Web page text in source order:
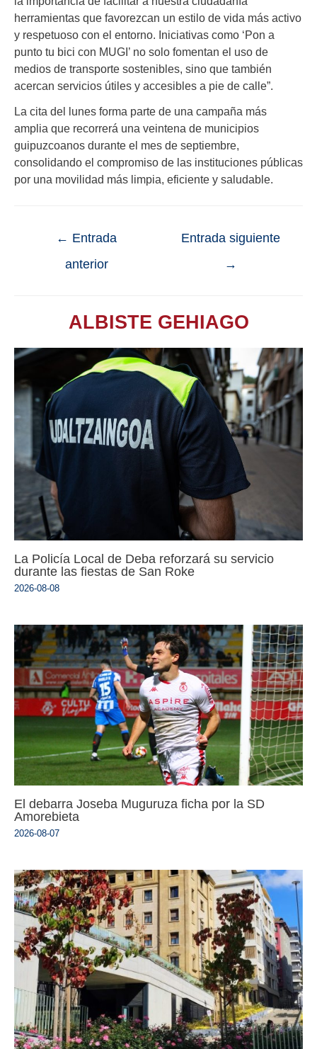
herramientas que favorezcan un estilo de vida más activo
y respetuoso con el entorno. Iniciativas como ‘Pon a
punto tu bici con MUGI’ no solo fomentan el uso de
medios de transporte sostenibles, sino que también
acercan servicios útiles y accesibles a pie de calle”.
La cita del lunes forma parte de una campaña más
amplia que recorrerá una veintena de municipios
guipuzcoanos durante el mes de septiembre,
consolidando el compromiso de las instituciones públicas
por una movilidad más limpia, eficiente y saludable.
← Entrada
anterior
Entrada siguiente
→
ALBISTE GEHIAGO
La Policía Local de Deba reforzará su servicio
durante las fiestas de San Roke
2026-08-08
El debarra Joseba Muguruza ficha por la SD
Amorebieta
2026-08-07